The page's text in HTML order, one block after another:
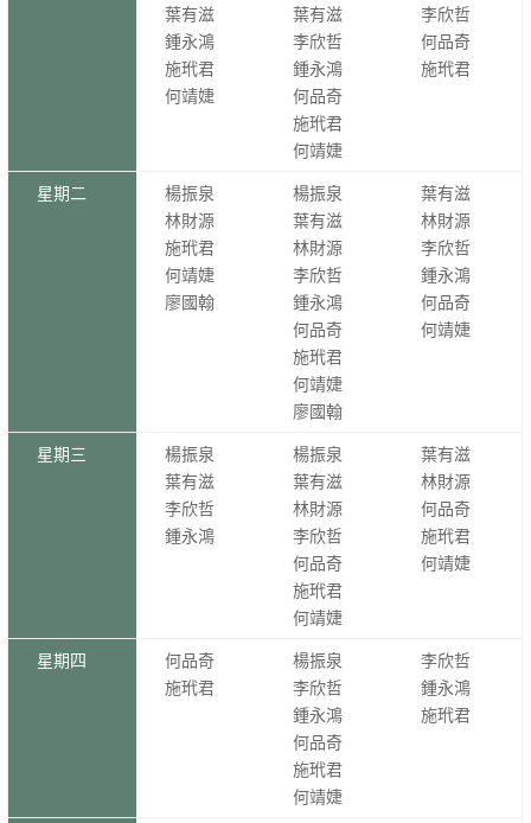
葉有滋
鍾永鴻
施玳君
何靖婕
葉有滋
李欣哲
鍾永鴻
何品奇
施玳君
何靖婕
李欣哲
何品奇
施玳君
星期二
楊振泉
林財源
施玳君
何靖婕
廖國翰
楊振泉
葉有滋
林財源
李欣哲
鍾永鴻
何品奇
施玳君
何靖婕
廖國翰
葉有滋
林財源
李欣哲
鍾永鴻
何品奇
何靖婕
星期三
楊振泉
葉有滋
李欣哲
鍾永鴻
楊振泉
葉有滋
林財源
李欣哲
何品奇
施玳君
何靖婕
葉有滋
林財源
何品奇
施玳君
何靖婕
星期四
何品奇
施玳君
楊振泉
李欣哲
鍾永鴻
何品奇
施玳君
何靖婕
李欣哲
鍾永鴻
施玳君